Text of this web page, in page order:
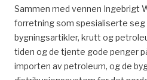
Sammen med vennen Ingebrigt
forretning som spesialiserte seg
bygningsartikler, krutt og
tiden og de tjente gode penger
importen av petroleum, og de